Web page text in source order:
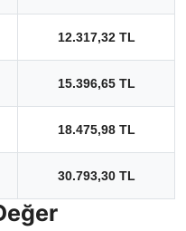
12.317,32 TL
15.396,65 TL
18.475,98 TL
30.793,30 TL